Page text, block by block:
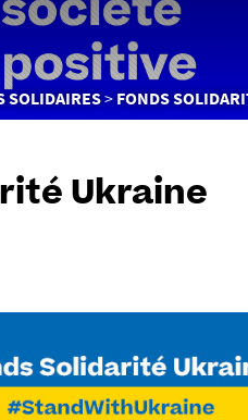
SOLIDAIRES FONDS
Ukraine